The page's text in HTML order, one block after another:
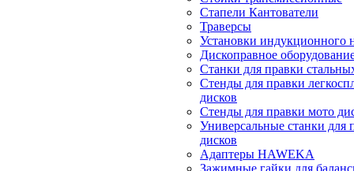
Стапели Кантователи
Траверсы
Установки индукционного
Дископравное
Станки для правки
Стенды для правки
дисков
Стенды для правки мото
Универсальные станки для
дисков
Адаптеры HAWEKA
Зажимные гайки для